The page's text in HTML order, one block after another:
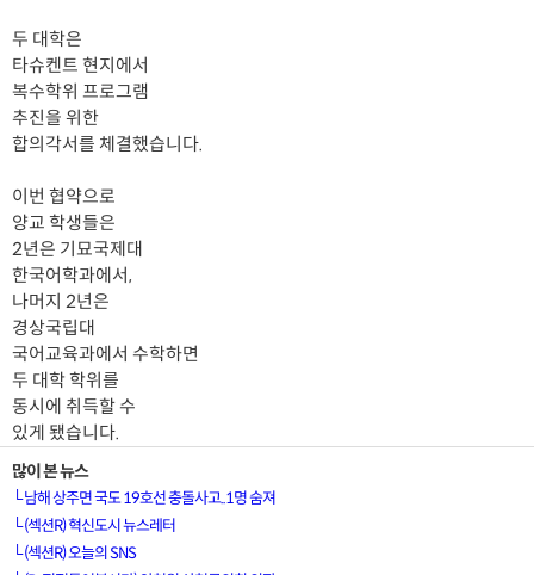
두 대학은
타슈켄트 현지에서
복수학위 프로그램
추진을 위한
합의각서를 체결했습니다.
이번 협약으로
양교 학생들은
2년은 기묘국제대
한국어학과에서,
나머지 2년은
경상국립대
국어교육과에서 수학하면
두 대학 학위를
동시에 취득할 수
있게 됐습니다.
많이 본 뉴스
└남해 상주면 국도 19호선 충돌사고..1명 숨져
└(섹션R) 혁신도시 뉴스레터
└(섹션R) 오늘의 SNS